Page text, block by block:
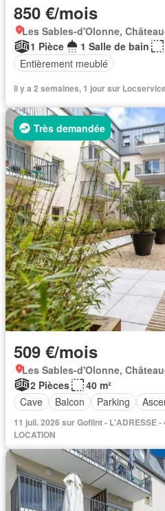
850 €/mois
Les Sables-d'Olonne,
1 Pièce
1 Salle de bain
Entièrement meublé
Il y a 2 semaines, 1 jour sur
Très demandée
509 €/mois
Les Sables-d'Olonne,
2 Pièces
40 m²
Cave
Balcon Parking
11 juil. 2026 sur Goflint - L'ADRESSE -
LOCATION